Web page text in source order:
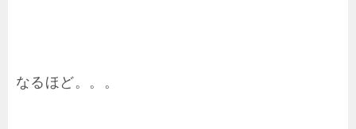
なるほど。。。